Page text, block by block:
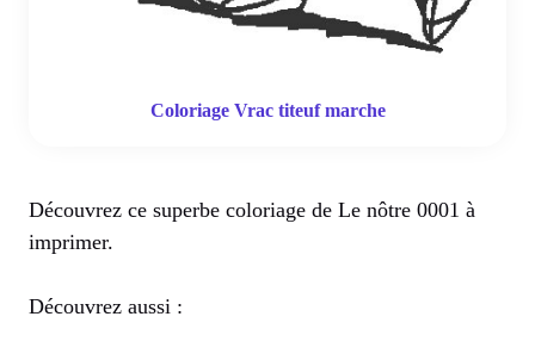
Coloriage Vrac titeuf marche
Découvrez ce superbe coloriage de Le nôtre 0001 à
imprimer.
Découvrez aussi :